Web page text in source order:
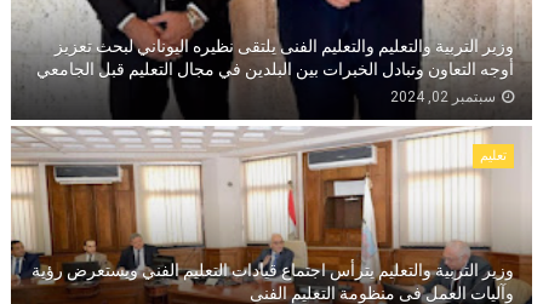
وزير التربية والتعليم والتعليم الفنى يلتقى نظيره اليوناني لبحث تعزيز
أوجه التعاون وتبادل الخبرات بين البلدين في مجال التعليم قبل الجامعي
سبتمبر 02, 2024
تعليم
وزير التربية والتعليم يترأس اجتماع قيادات التعليم الفني ويستعرض رؤية
وآليات العمل فى منظومة التعليم الفنى